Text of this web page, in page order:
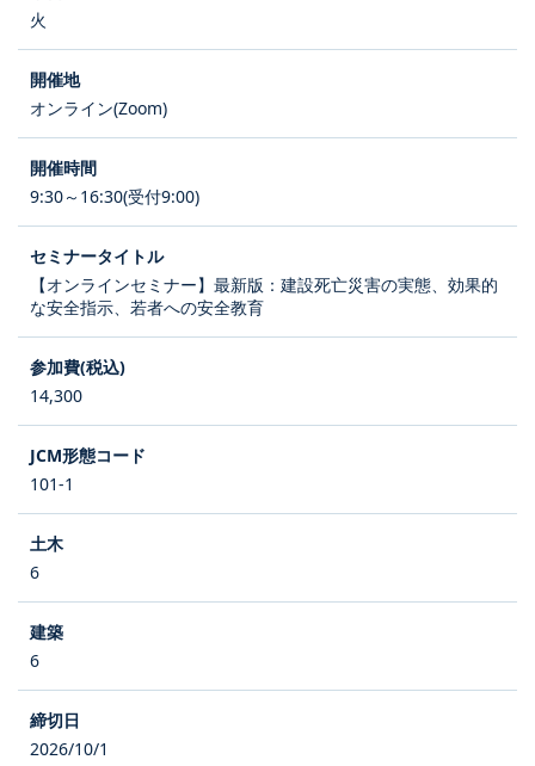
火
オンライン(Zoom)
9:30～16:30(受付9:00)
【オンラインセミナー】最新版：建設死亡災害の実態、効果的
な安全指示、若者への安全教育
14,300
101-1
6
6
2026/10/1